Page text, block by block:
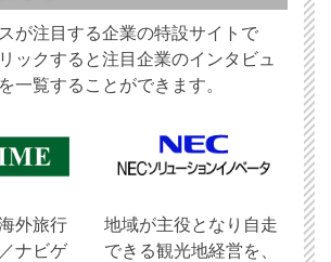
が注目する企業の特設サイトで
ックすると注目企業のインタビュ
一覧することができます。
外旅行
ナビゲ
地域が主役となり自走
できる観光地経営を、